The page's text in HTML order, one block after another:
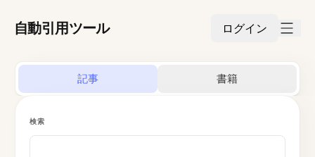
自動引用ツール ログイン
記事 書籍
検索